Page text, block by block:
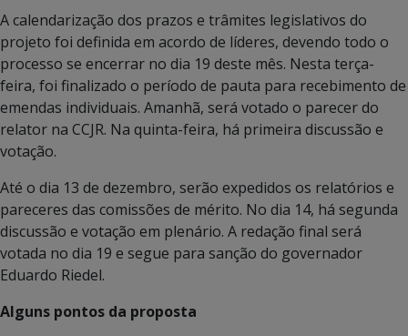
A calendarização dos prazos e trâmites legislativos do
projeto foi definida em acordo de líderes, devendo todo o
processo se encerrar no dia 19 deste mês. Nesta terça-
feira, foi finalizado o período de pauta para recebimento de
emendas individuais. Amanhã, será votado o parecer do
relator na CCJR. Na quinta-feira, há primeira discussão e
votação.
Até o dia 13 de dezembro, serão expedidos os relatórios e
pareceres das comissões de mérito. No dia 14, há segunda
discussão e votação em plenário. A redação final será
votada no dia 19 e segue para sanção do governador
Eduardo Riedel.
Alguns pontos da proposta